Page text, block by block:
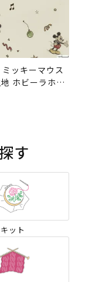
ッキーマウス
ホビーラホビ
コレクション
す
キット